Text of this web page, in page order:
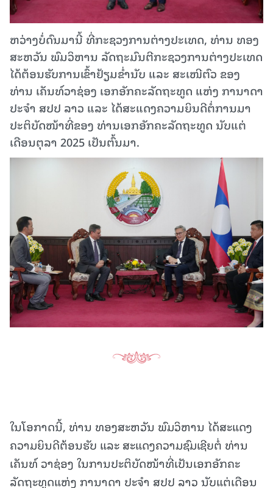
ຫວ່າງບໍ່ດົນມານີ້ ທີ່ກະຊວງການຕ່າງປະເທດ, ທ່ານ ທອງ
ສະຫວັນ ພົມວິຫານ ລັດຖະມົນຕີກະຊວງການຕ່າງປະເທດ
ໄດ້ຕ້ອນຮັບການເຂົ້າຢ້ຽມຂໍ່ານັບ ແລະ ສະເໜີຕົວ ຂອງ
ທ່ານ ເຄັນທ໌ວາຊ່ອງ ເອກອັກຄະລັດຖະທູດ ແຫ່ງ ການາດາ
ປະຈຳ ສປປ ລາວ ແລະ ໄດ້ສະແດງຄວາມຍິນດີຕໍ່ການມາ
ປະຕິບັດໜ້າທີ່ຂອງ ທ່ານເອກອັກຄະລັດຖະທູດ ນັບແຕ່
ເດືອນຕຸລາ 2025 ເປັນຕົ້ນມາ.
ໃນໂອກາດນີ້, ທ່ານ ທອງສະຫວັນ ພົມວິຫານ ໄດ້ສະແດງ
ຄວາມຍິນດີຕ້ອນຮັບ ແລະ ສະແດງຄວາມຊົມເຊີຍຕໍ່ ທ່ານ
ເຄັນທ໌ ວາຊ່ອງ ໃນການປະຕິບັດໜ້າທີ່ເປັນເອກອັກຄະ
ລັດຖະທູດແຫ່ງ ການາດາ ປະຈຳ ສປປ ລາວ ນັບແຕ່ເດືອນ